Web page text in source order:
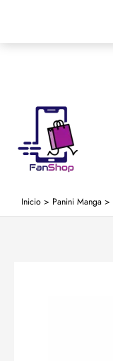
Inicio > Panini Manga >